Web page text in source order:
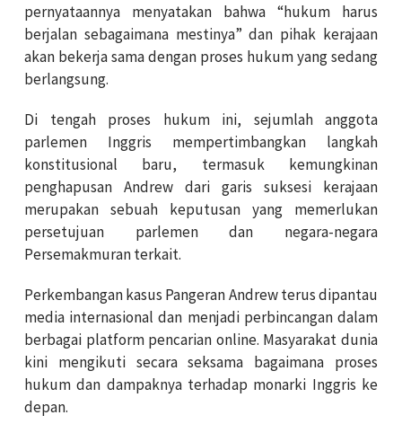
pernyataannya menyatakan bahwa “hukum harus
berjalan sebagaimana mestinya” dan pihak kerajaan
akan bekerja sama dengan proses hukum yang sedang
berlangsung.
Di tengah proses hukum ini, sejumlah anggota
parlemen Inggris mempertimbangkan langkah
konstitusional baru, termasuk kemungkinan
penghapusan Andrew dari garis suksesi kerajaan
merupakan sebuah keputusan yang memerlukan
persetujuan parlemen dan negara-negara
Persemakmuran terkait.
Perkembangan kasus Pangeran Andrew terus dipantau
media internasional dan menjadi perbincangan dalam
berbagai platform pencarian online. Masyarakat dunia
kini mengikuti secara seksama bagaimana proses
hukum dan dampaknya terhadap monarki Inggris ke
depan.